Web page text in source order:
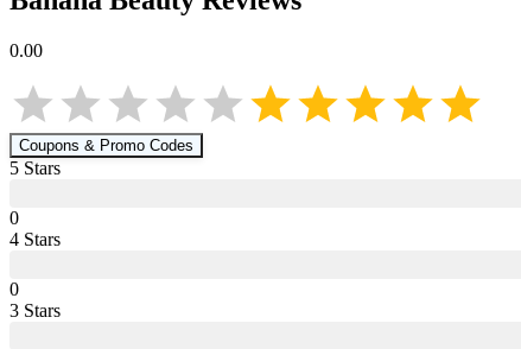
0.00
Coupons & Promo Codes
5 Stars
0
4 Stars
0
3 Stars